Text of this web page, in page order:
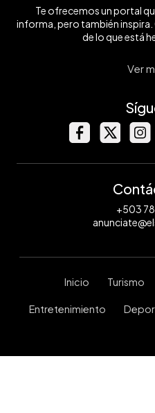
Te ofrecemos un portal
informa, pero también
de lo que está
Ver
+503
Inicio Turismo
Entretenimiento